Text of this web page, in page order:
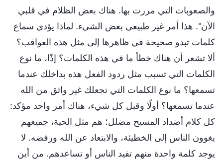
والصعوبات التي مررت بها. هناك بعض الظلام في قلبي
الآن". هذا أمر غير طبيعي بعض الشيء. لماذا يؤدي سماع
كلمات تبدو صحيحة في ظاهرها إلى مثل هذه العواقب؟
ألا تشعر أن هناك خطأ ما في هذه الكلمات؟ إذًا، ما نوع
الكلمات التي تسبب مثل ردود الفعل هذه بداخلك عندما
تسمعها؟ ما نوع الكلمات التي تجعلك غير واثق من الله
عندما تسمعها؟ أولًا وقبل كل شيء، هناك أمر واحد مؤكد:
كل كلام أضداد المسيح مضلل؛ هم مثل الحية، جميعهم
يغوون الناس إلى الخطيئة، والابتعاد عن الله ورفضه. لا
يوجد كلمة واحدة منهم تفيد الناس أو تساعدهم. من أين